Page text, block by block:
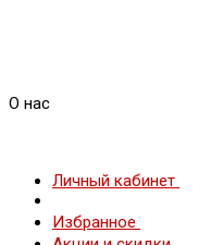
О нас
Личный кабинет
Избранное